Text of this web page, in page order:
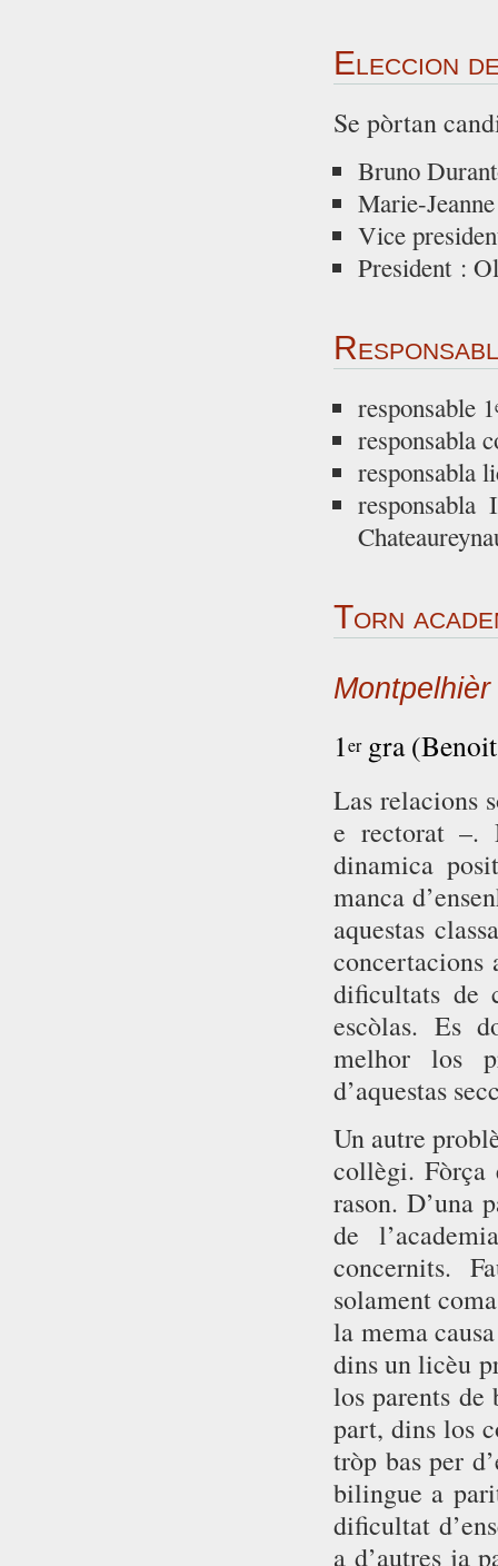
Eleccion
Se pòrtan
Bruno
Marie-
Vice
President :
responsable 1
responsabla
responsabla
Torn
Montpelhièr
1ergra
Las relacions
e rectorat –.
dinamica
manca
aquestas
concertacions
dificultats de
escòlas. Es
melhor los
d’aquestas
Un autre
collègi. Fòrça
rason. D’una
de
concernits.
solament
la mema
dins un licèu
los parents de
part, dins los
tròp bas per
bilingue a
dificultat
a d’autres ja